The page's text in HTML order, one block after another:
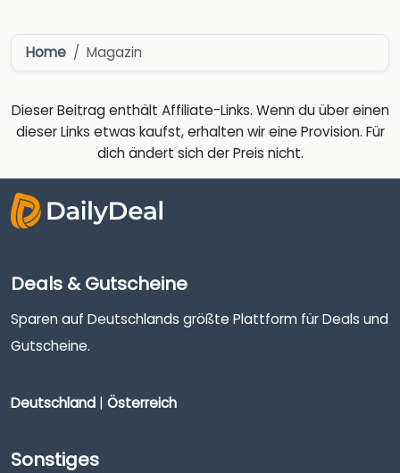
Home Magazin
Dieser Beitrag enthält Affiliate-Links. Wenn du über einen
dieser Links etwas kaufst, erhalten wir eine Provision. Für
dich ändert sich der Preis nicht.
Deals & Gutscheine
Sparen auf Deutschlands größte Plattform für Deals und
Gutscheine.
Deutschland | Österreich
Sonstiges